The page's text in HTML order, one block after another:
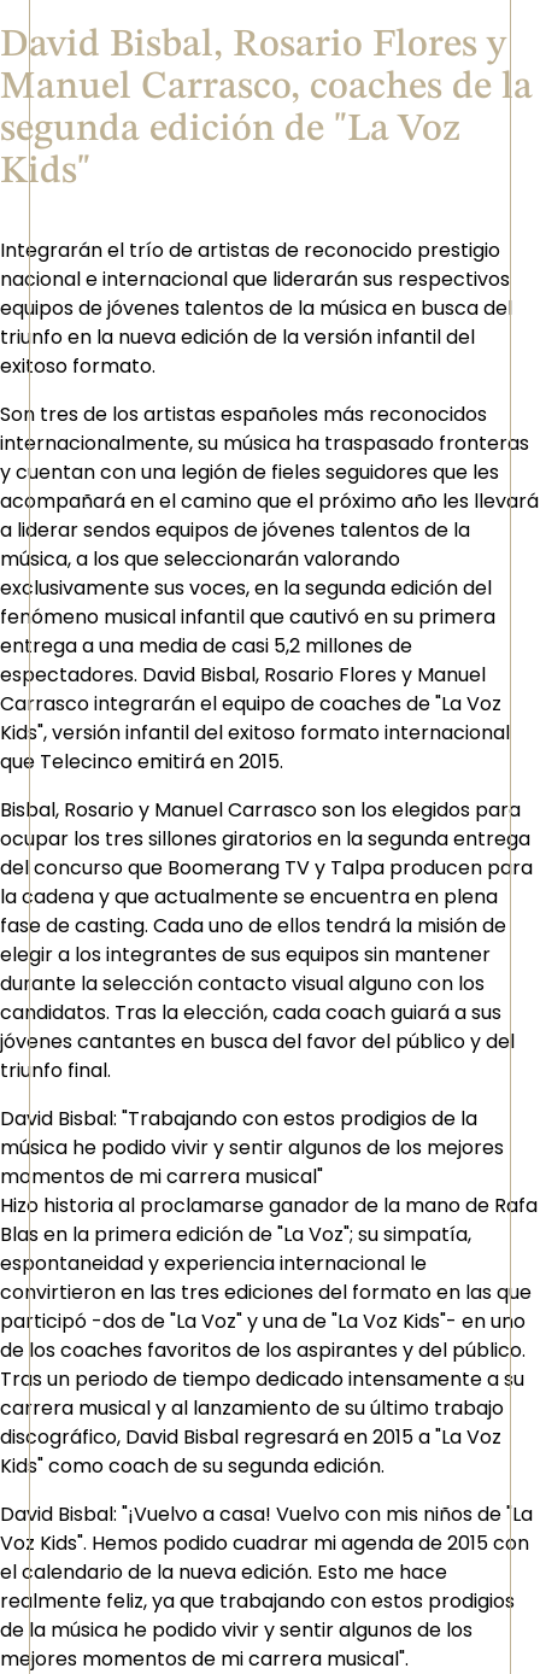
David Bisbal, Rosario Flores y
Manuel Carrasco, coaches de la
segunda edición de "La Voz
Kids"
Integrarán el trío de artistas de reconocido prestigio
nacional e internacional que liderarán sus respectivos
equipos de jóvenes talentos de la música en busca del
triunfo en la nueva edición de la versión infantil del
exitoso formato.
Son tres de los artistas españoles más reconocidos
internacionalmente, su música ha traspasado fronteras
y cuentan con una legión de fieles seguidores que les
acompañará en el camino que el próximo año les llevará
a liderar sendos equipos de jóvenes talentos de la
música, a los que seleccionarán valorando
exclusivamente sus voces, en la segunda edición del
fenómeno musical infantil que cautivó en su primera
entrega a una media de casi 5,2 millones de
espectadores. David Bisbal, Rosario Flores y Manuel
Carrasco integrarán el equipo de coaches de "La Voz
Kids", versión infantil del exitoso formato internacional
que Telecinco emitirá en 2015.
Bisbal, Rosario y Manuel Carrasco son los elegidos para
ocupar los tres sillones giratorios en la segunda entrega
del concurso que Boomerang TV y Talpa producen para
la cadena y que actualmente se encuentra en plena
fase de casting. Cada uno de ellos tendrá la misión de
elegir a los integrantes de sus equipos sin mantener
durante la selección contacto visual alguno con los
candidatos. Tras la elección, cada coach guiará a sus
jóvenes cantantes en busca del favor del público y del
triunfo final.
David Bisbal: "Trabajando con estos prodigios de la
música he podido vivir y sentir algunos de los mejores
momentos de mi carrera musical"
Hizo historia al proclamarse ganador de la mano de Rafa
Blas en la primera edición de "La Voz"; su simpatía,
espontaneidad y experiencia internacional le
convirtieron en las tres ediciones del formato en las que
participó -dos de "La Voz" y una de "La Voz Kids"- en uno
de los coaches favoritos de los aspirantes y del público.
Tras un periodo de tiempo dedicado intensamente a su
carrera musical y al lanzamiento de su último trabajo
discográfico, David Bisbal regresará en 2015 a "La Voz
Kids" como coach de su segunda edición.
David Bisbal: "¡Vuelvo a casa! Vuelvo con mis niños de "La
Voz Kids". Hemos podido cuadrar mi agenda de 2015 con
el calendario de la nueva edición. Esto me hace
realmente feliz, ya que trabajando con estos prodigios
de la música he podido vivir y sentir algunos de los
mejores momentos de mi carrera musical".